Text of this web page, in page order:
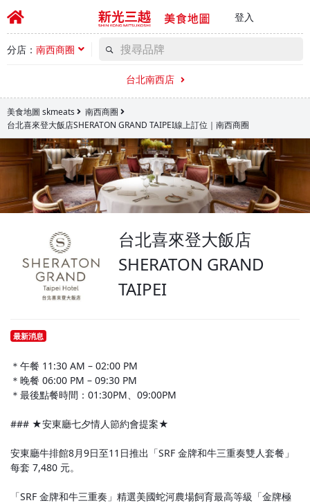
登入
分店： 南西商圈
台北南西店
美食地圖 skmeats
南西商圈
台北喜來登大飯店SHERATON GRAND TAIPEI線上訂位｜南西商圈
台北喜來登大飯店
SHERATON GRAND
TAIPEI
最新消息
＊午餐 11:30 AM – 02:00 PM
＊晚餐 06:00 PM – 09:30 PM
＊最後點餐時間：01:30PM、09:00PM
### ★安東廳七夕情人節約會提案★
安東廳牛排館8月9日至11日推出「SRF 金牌和牛三重奏雙人套餐」
每套 7,480 元。
「SRF 金牌和牛三重奏」精選美國蛇河農場飼育最高等級「金牌極